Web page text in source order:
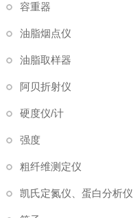
容重器
油脂烟点仪
油脂取样器
阿贝折射仪
硬度仪/计
强度
粗纤维测定仪
凯氏定氮仪、蛋白分析仪